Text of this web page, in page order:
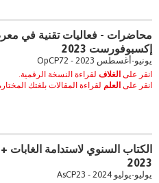
محاضرات - فعاليات تقنية في
إكسبوفورست 2023
يونيو-أغسطس 2023 - OpCP72
انقر على الغلاف لقراءة النسخة الرقمية.
انقر على العلم لقراءة المقالات بلغتك
الكتاب السنوي لاستدامة الغابات
2023
يوليو-يوليو 2024 - AsCP23